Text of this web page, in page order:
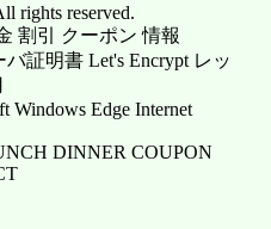
rights reserved.
証明書 Let's Encrypt レッ
Windows Edge Internet
DINNER COUPON